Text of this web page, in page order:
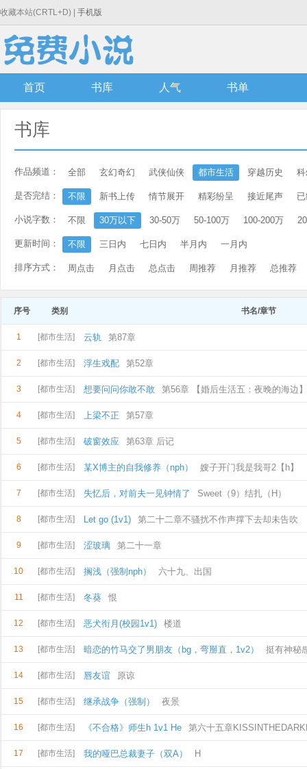
收藏本站(CRTL+D) | 手机版
首页 书库 人气 书单
书库
作品频道： 全部 玄幻奇幻 武侠仙侠 都市生活 穿越历史
是否完结： 不限 新书上传 情节展开 精彩纷呈 接近尾声
小说字数： 不限 30万以下 30-50万 50-100万 100-200万
更新时间： 不限 三日内 七日内 半月内 一月内
排序方式： 周点击 月点击 总点击 周推荐 月推荐 总推荐
序号 类别 书名/章节
1 [都市生活] 云轨 第87章
2 [都市生活] 浮生戏配 第52章
3 [都市生活] 想要问问你敢不敢 第56章 【婚后生活五：夜晚的海边】
4 [都市生活] 上梁不正 第57章
5 [都市生活] 破窗效应 第63章 后记
6 [都市生活] 某X博主的自我修养（nph） 嫂子开门我是我哥2【h】
7 [都市生活] 失忆后，对前夫一见钟情了 Sweet（9）结扎（H）
8 [都市生活] Let go (1v1) 第二十二章不骚扰不作声撑下去却未告吹
9 [都市生活] 涩玻璃 第二十一章
10 [都市生活] 搁浅（强制nph） 六十九、出国
11 [都市生活] 冬葵 恨
12 [都市生活] 恶犬衔月(校园1v1) 楼道
13 [都市生活] 暗恋的竹马交了男朋友（bg，弯掰直，1v2） 挺有神秘
14 [都市生活] 唇友谊 原谅
15 [都市生活] 继承战争（强制） 夜景
16 [都市生活] 《不合格》师生h 1v1 He 第六十五章
17 [都市生活] 我的哑巴总裁妻子（双A） H